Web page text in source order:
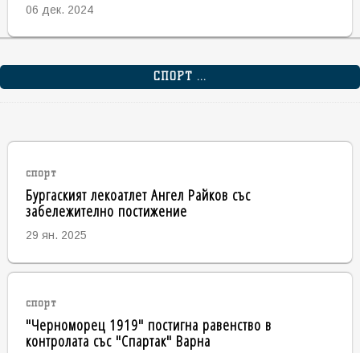
06 дек. 2024
СПОРТ ...
спорт
Бургаският лекоатлет Ангел Райков със
забележително постижение
29 ян. 2025
спорт
"Черноморец 1919" постигна равенство в
контролата със "Спартак" Варна